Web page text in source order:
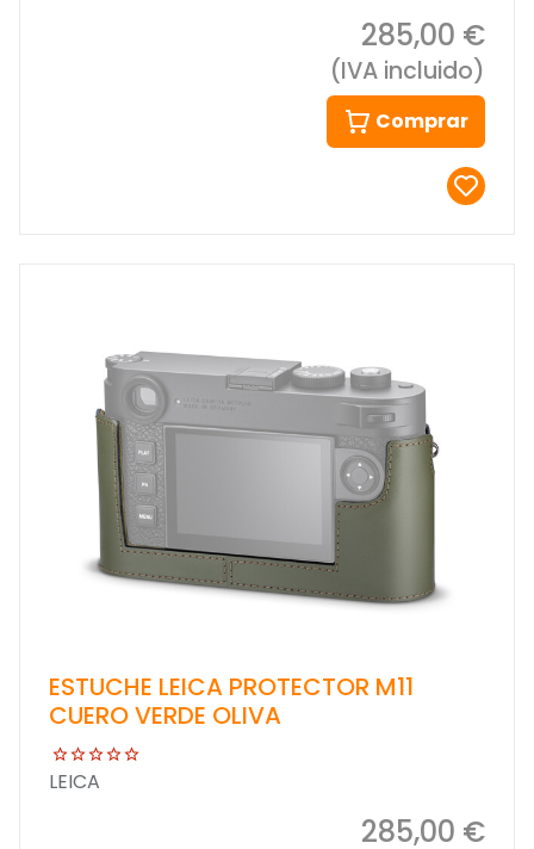
285,00 €
(IVA incluido)
Comprar
ESTUCHE LEICA PROTECTOR M11
CUERO VERDE OLIVA
LEICA
285,00 €